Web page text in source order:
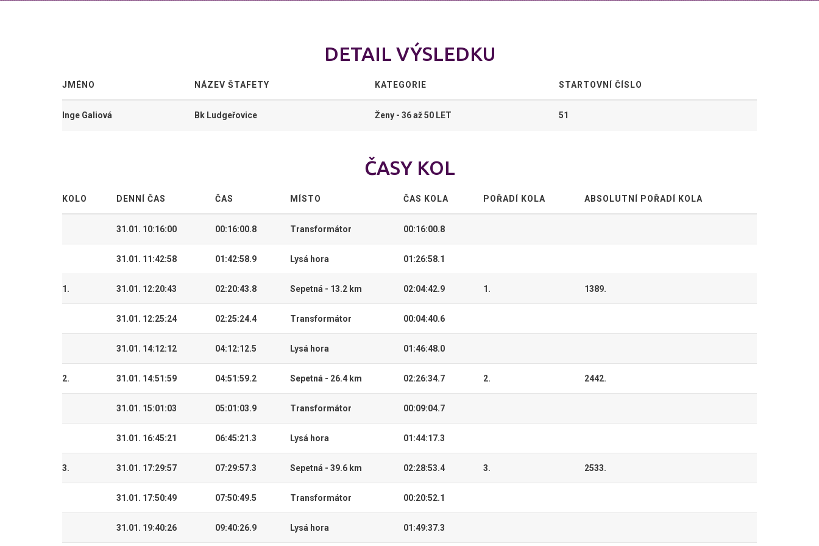
DETAIL VÝSLEDKU
JMÉNO NÁZEV ŠTAFETY KATEGORIE STARTOVNÍ ČÍSLO
Inge Galiová Bk Ludgeřovice Ženy - 36 až 50 LET 51
ČASY KOL
KOLO DENNÍ ČAS ČAS MÍSTO ČAS KOLA POŘADÍ KOLA ABSOLUTNÍ POŘADÍ KOLA
31.01. 10:16:00 00:16:00.8 Transformátor 00:16:00.8
31.01. 11:42:58 01:42:58.9 Lysá hora 01:26:58.1
1. 31.01. 12:20:43 02:20:43.8 Sepetná - 13.2 km 02:04:42.9 1. 1389.
31.01. 12:25:24 02:25:24.4 Transformátor 00:04:40.6
31.01. 14:12:12 04:12:12.5 Lysá hora 01:46:48.0
2. 31.01. 14:51:59 04:51:59.2 Sepetná - 26.4 km 02:26:34.7 2. 2442.
31.01. 15:01:03 05:01:03.9 Transformátor 00:09:04.7
31.01. 16:45:21 06:45:21.3 Lysá hora 01:44:17.3
3. 31.01. 17:29:57 07:29:57.3 Sepetná - 39.6 km 02:28:53.4 3. 2533.
31.01. 17:50:49 07:50:49.5 Transformátor 00:20:52.1
31.01. 19:40:26 09:40:26.9 Lysá hora 01:49:37.3